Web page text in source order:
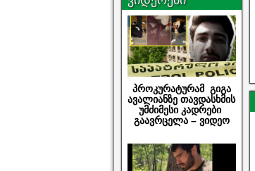
პროკურატურამ გიგა
ავალიანზე თავდასხმის
უმძიმესი კადრები
გაავრცელა – ვიდეო